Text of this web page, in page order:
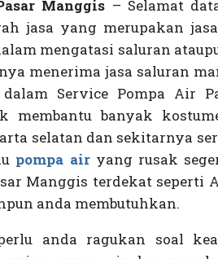
Manggis – Selamat
jasa yang merupakan
mengatasi saluran
menerima jasa saluran
Service Pompa Air
membantu banyak
selatan dan sekitarnya
pompa airyang rusak
Manggis terdekat seperti
anda membutuhkan.
anda ragukan soal